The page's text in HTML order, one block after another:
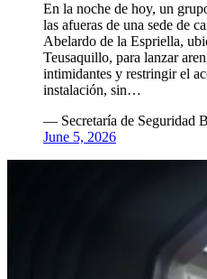
En la noche de hoy, un
las afueras de una sede de
Abelardo de la Espriella,
Teusaquillo, para lanzar
intimidantes y restringir el
instalación, sin…
— Secretaría de Seguridad
June 5, 2026